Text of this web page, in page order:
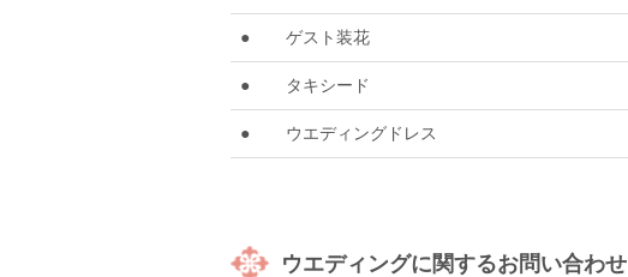
● ゲスト装花
● タキシード
● ウエディングドレス
ウエディングに関するお問い合わせ